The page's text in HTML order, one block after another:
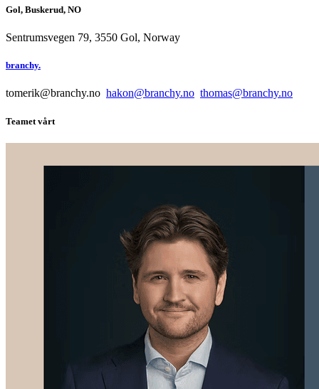
Gol, Buskerud, NO
Sentrumsvegen 79, 3550 Gol, Norway
branchy.
tomerik@branchy.no hakon@branchy.no thomas@branchy.no
Teamet vårt